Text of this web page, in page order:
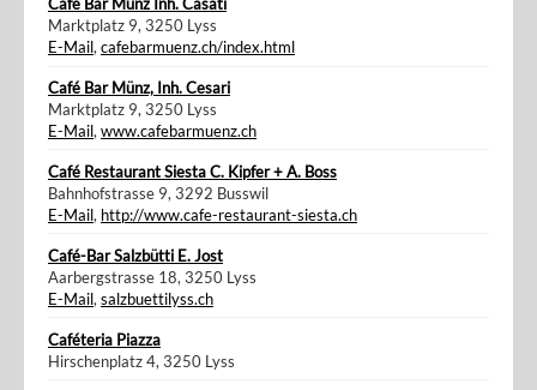
Marktplatz 9, 3250 Lyss
E-Mail, cafebarmuenz.ch/index.html
Café Bar Münz, Inh. Cesari
Marktplatz 9, 3250 Lyss
E-Mail, www.cafebarmuenz.ch
Café Restaurant Siesta C. Kipfer + A. Boss
Bahnhofstrasse 9, 3292 Busswil
E-Mail, http://www.cafe-restaurant-siesta.ch
Café-Bar Salzbütti E. Jost
Aarbergstrasse 18, 3250 Lyss
E-Mail, salzbuettilyss.ch
Caféteria Piazza
Hirschenplatz 4, 3250 Lyss